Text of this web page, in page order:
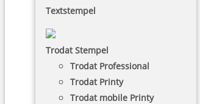
Textstempel
Trodat Stempel
Trodat Professional
Trodat Printy
Trodat mobile Printy